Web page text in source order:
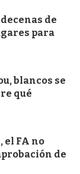
de
para
blancos se
qué
el FA no
de